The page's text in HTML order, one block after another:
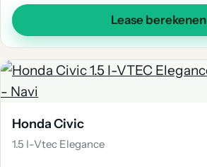
Lease berekenen
Honda Civic
1.5 I-Vtec Elegance